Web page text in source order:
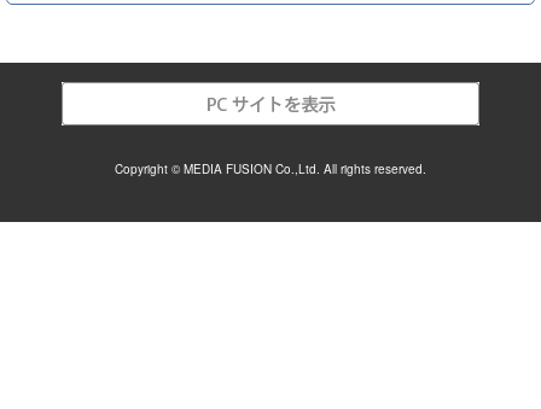
Copyright © MEDIA FUSION Co.,Ltd. All rights reserved.